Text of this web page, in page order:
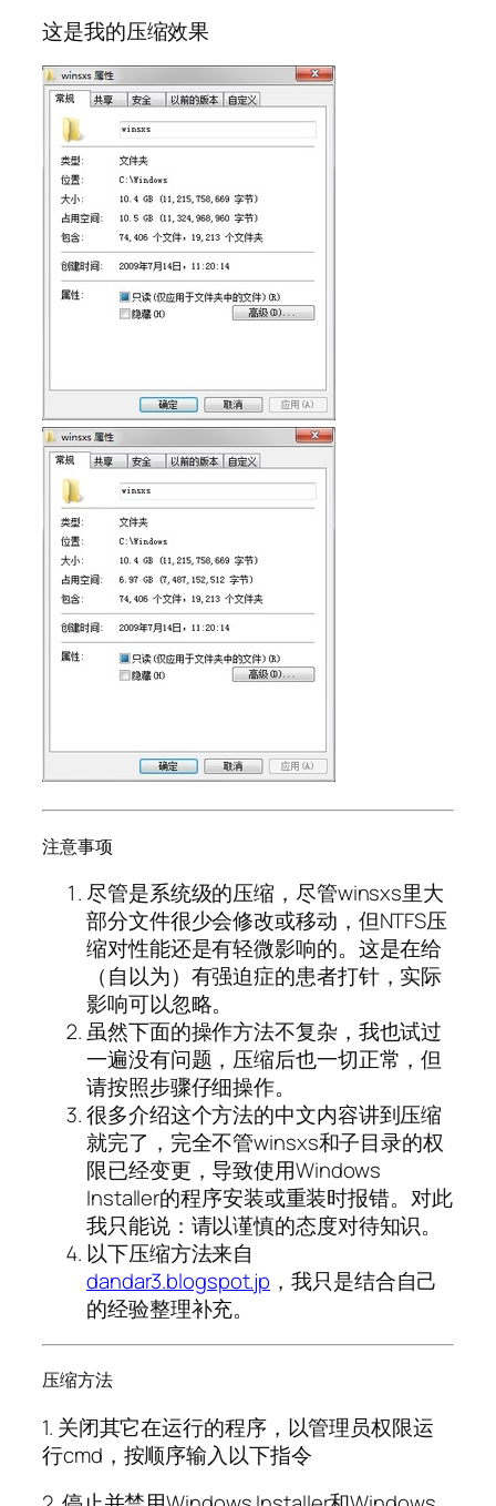
这是我的压缩效果
注意事项
尽管是系统级的压缩，尽管winsxs里大
部分文件很少会修改或移动，但NTFS压
缩对性能还是有轻微影响的。这是在给
（自以为）有强迫症的患者打针，实际
影响可以忽略。
虽然下面的操作方法不复杂，我也试过
一遍没有问题，压缩后也一切正常，但
请按照步骤仔细操作。
很多介绍这个方法的中文内容讲到压缩
就完了，完全不管winsxs和子目录的权
限已经变更，导致使用Windows
Installer的程序安装或重装时报错。对此
我只能说：请以谨慎的态度对待知识。
以下压缩方法来自
dandar3.blogspot.jp ，我只是结合自己
的经验整理补充。
压缩方法
1. 关闭其它在运行的程序，以管理员权限运
行cmd，按顺序输入以下指令